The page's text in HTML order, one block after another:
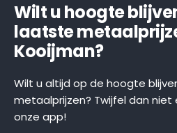
Wilt u hoogte
laatste
Kooijman?
Wilt u altijd op de hoogte
metaalprijzen? Twijfel dan niet
onze app!